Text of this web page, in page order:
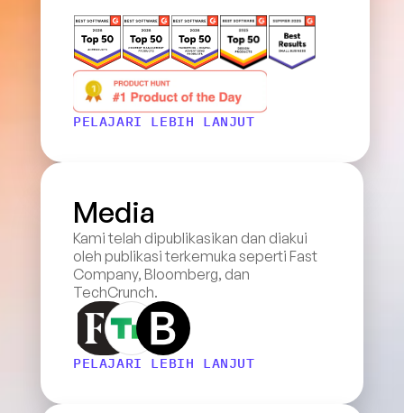
PELAJARI LEBIH LANJUT
Media
Kami telah dipublikasikan dan diakui
oleh publikasi terkemuka seperti Fast
Company, Bloomberg, dan
TechCrunch.
PELAJARI LEBIH LANJUT